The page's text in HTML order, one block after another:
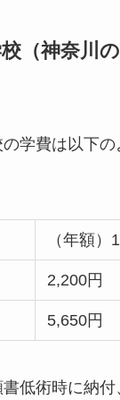
（神奈川
学費は以下の
（年額）
2,200円
5,650円
低術時に納